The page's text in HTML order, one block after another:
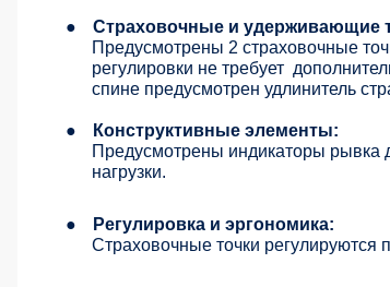
●
Страховочные и удерживающие
Предусмотрены 2 страховочные
регулировки не требует
спине предусмотрен удлинитель
●
Конструктивные элементы:
Предусмотрены индикаторы рывка
нагрузки.
●
Регулировка и эргономика:
Страховочные точки регулируются